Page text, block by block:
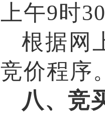
上午9时
根据网
竞价程序
八、竞